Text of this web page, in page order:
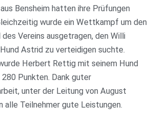
Bensheim hatten ihre Prüfungen
wurde ein Wettkampf um den
Vereins ausgetragen, den Willi
Astrid zu verteidigen suchte.
Herbert Rettig mit seinem Hund
280 Punkten. Dank guter
unter der Leitung von August
alle Teilnehmer gute Leistungen.